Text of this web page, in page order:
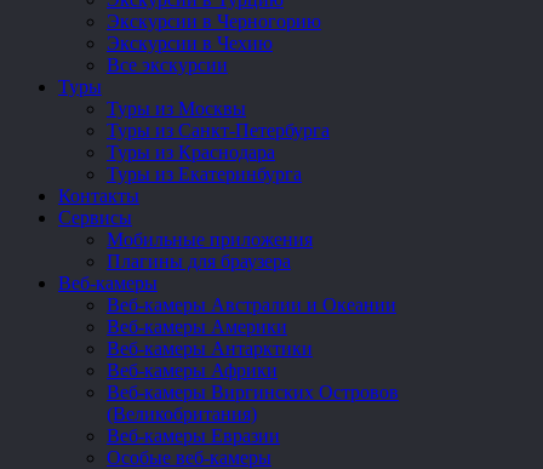
Экскурсии в Черногорию
Экскурсии в Чехию
Все экскурсии
Туры
Туры из Москвы
Туры из Санкт-Петербурга
Туры из Краснодара
Туры из Екатеринбурга
Контакты
Сервисы
Мобильные приложения
Плагины для браузера
Веб-камеры
Веб-камеры Австралии и Океании
Веб-камеры Америки
Веб-камеры Антарктики
Веб-камеры Африки
Веб-камеры Виргинских Островов
(Великобритания)
Веб-камеры Евразии
Особые веб-камеры